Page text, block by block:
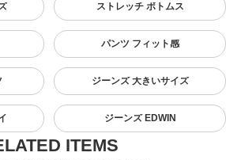
ストレッチ ボトムス
パンツ フィット感
ジーンズ 大きいサイズ
ジーンズ EDWIN